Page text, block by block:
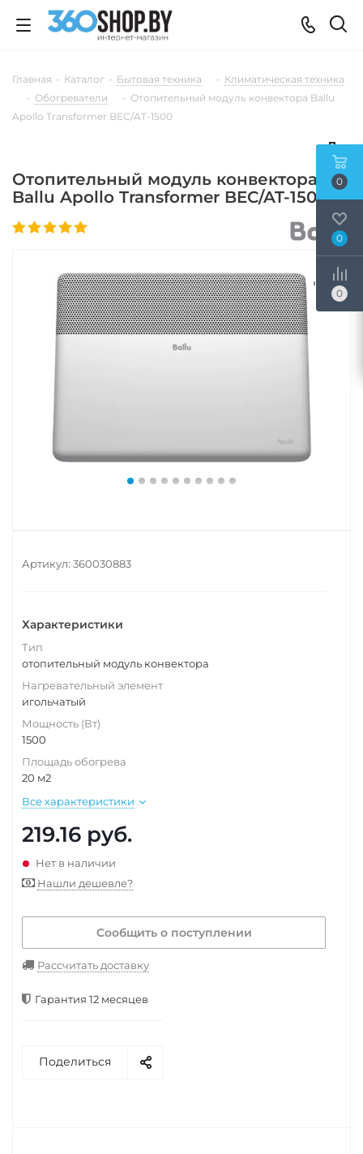
Главная - Каталог - Бытовая техника - Климатическая техника
- Обогреватели - Отопительный модуль конвектора Ballu
Apollo Transformer BEC/AT-1500
Отопительный модуль конвектора
Ballu Apollo Transformer BEC/AT-1500
Артикул: 360030883
Характеристики
Тип
отопительный модуль конвектора
Нагревательный элемент
игольчатый
Мощность (Вт)
1500
Площадь обогрева
20 м2
Все характеристики
219.16 руб.
Нет в наличии
Нашли дешевле?
Сообщить о поступлении
Рассчитать доставку
Гарантия 12 месяцев
Поделиться
0
0
0